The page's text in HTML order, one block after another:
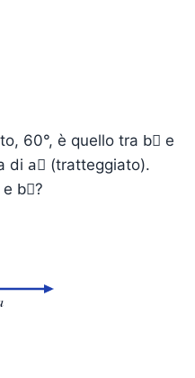
60°, è quello tra b⃗ e
di a⃗ (tratteggiato).
e b⃗?